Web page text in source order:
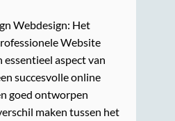
Webdesign: Het
Website
essentieel aspect van
succesvolle online
goed ontworpen
maken tussen het